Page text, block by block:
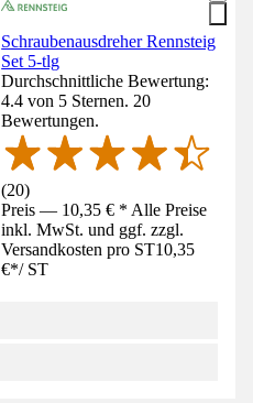
Schraubenausdreher Rennsteig
Set 5-tlg
Durchschnittliche Bewertung:
4.4 von 5 Sternen. 20
Bewertungen.
(20)
Preis — 10,35 € * Alle Preise
inkl. MwSt. und ggf. zzgl.
Versandkosten pro ST10,35
€*/ ST